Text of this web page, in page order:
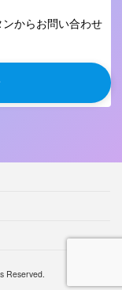
からお問い合わせ
Reserved.